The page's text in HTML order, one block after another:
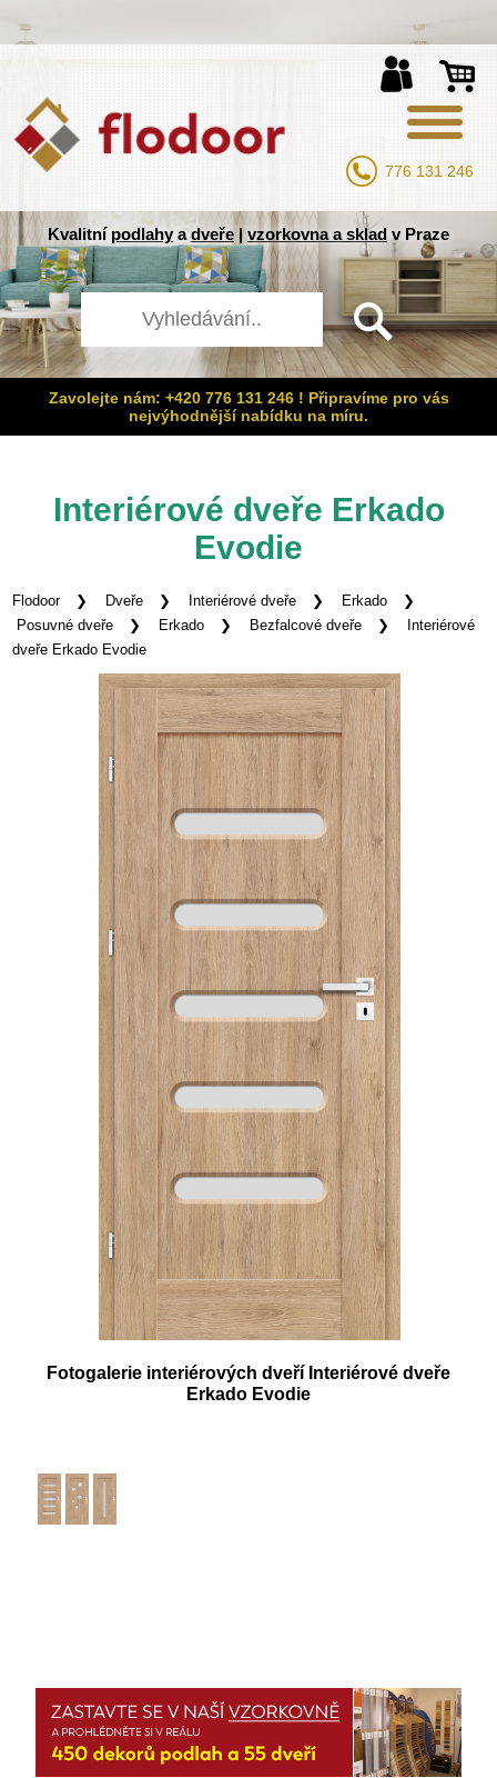
776 131 246
Kvalitní podlahyadveře| vzorkovna a sklad v Praze
Zavolejte nám: +420 776 131 246 ! Připravíme pro vás
nejvýhodnější nabídku na míru.
Interiérové dveře Erkado
Evodie
Flodoor Dveře Interiérové dveře
Erkado
Posuvné dveře
Erkado Bezfalcové dveře
Interiérové
dveře Erkado Evodie
Fotogalerie interiérových dveří Interiérové dveře
Erkado Evodie